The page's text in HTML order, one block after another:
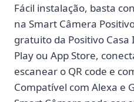
Fácil instalação, basta
na Smart Câmera
gratuito da Positivo
Play ou App Store,
escanear o QR code e
Compatível com Alexa e